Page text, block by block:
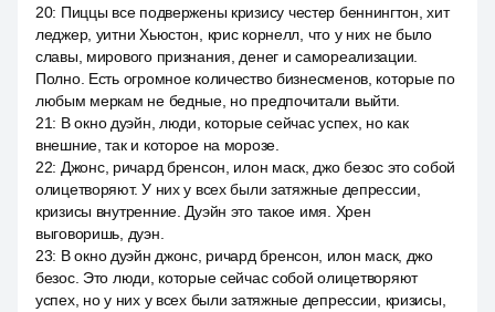
20: Пиццы все подвержены кризису честер беннингтон, хит
леджер, уитни Хьюстон, крис корнелл, что у них не было
славы, мирового признания, денег и самореализации.
Полно. Есть огромное количество бизнесменов, которые по
любым меркам не бедные, но предпочитали выйти.
21: В окно дуэйн, люди, которые сейчас успех, но как
внешние, так и которое на морозе.
22: Джонс, ричард бренсон, илон маск, джо безос это собой
олицетворяют. У них у всех были затяжные депрессии,
кризисы внутренние. Дуэйн это такое имя. Хрен
выговоришь, дуэн.
23: В окно дуэйн джонс, ричард бренсон, илон маск, джо
безос. Это люди, которые сейчас собой олицетворяют
успех, но у них у всех были затяжные депрессии, кризисы,